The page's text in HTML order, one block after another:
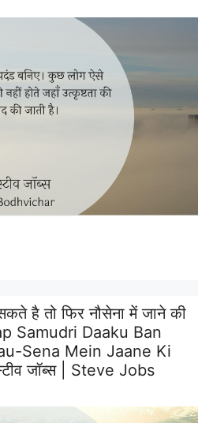
है तो फिर नौसेना में जाने की
Samudri Daaku Ban
Sena Mein Jaane Ki
जॉब्स | Steve Jobs